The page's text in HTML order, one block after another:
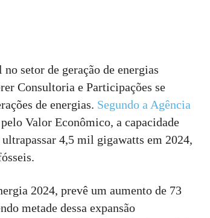
setor de geração de energias
Consultoria e Participações se
de energias. Segundo a Agência
Valor Econômico, a capacidade
4,5 mil gigawatts em 2024,
2024, prevê um aumento de 73
metade dessa expansão